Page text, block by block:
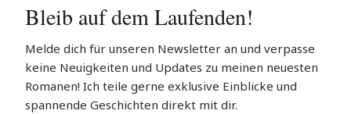
Bleib auf dem Laufenden!
Melde dich für unseren Newsletter an und verpasse
keine Neuigkeiten und Updates zu meinen neuesten
Romanen! Ich teile gerne exklusive Einblicke und
spannende Geschichten direkt mit dir.